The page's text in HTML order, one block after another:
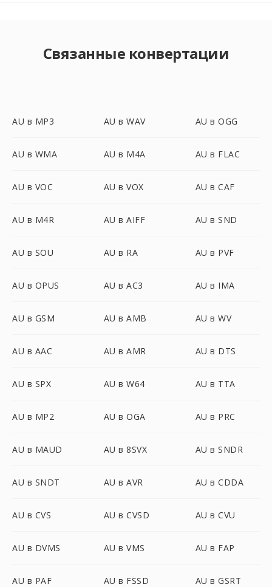
Связанные конвертации
AU в MP3 AU в WAV AU в OGG
AU в WMA AU в M4A AU в FLAC
AU в VOC AU в VOX AU в CAF
AU в M4R AU в AIFF AU в SND
AU в SOU AU в RA AU в PVF
AU в OPUS AU в AC3 AU в IMA
AU в GSM AU в AMB AU в WV
AU в AAC AU в AMR AU в DTS
AU в SPX AU в W64 AU в TTA
AU в MP2 AU в OGA AU в PRC
AU в MAUD AU в 8SVX AU в SNDR
AU в SNDT AU в AVR AU в CDDA
AU в CVS AU в CVSD AU в CVU
AU в DVMS AU в VMS AU в FAP
AU в PAF AU в FSSD AU в GSRT